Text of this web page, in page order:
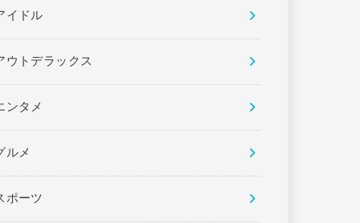
イドル
ウトデラックス
ンタメ
ルメ
ポーツ